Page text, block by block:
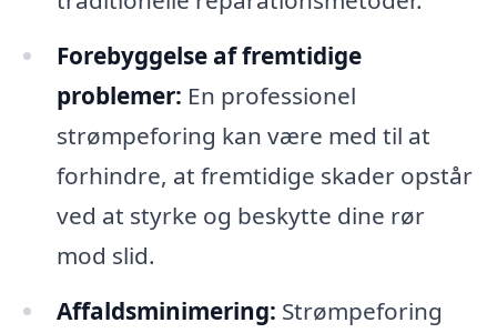
Forebyggelse af fremtidige
problemer: En professionel
strømpeforing kan være med til at
forhindre, at fremtidige skader opstår
ved at styrke og beskytte dine rør
mod slid.
Affaldsminimering: Strømpeforing